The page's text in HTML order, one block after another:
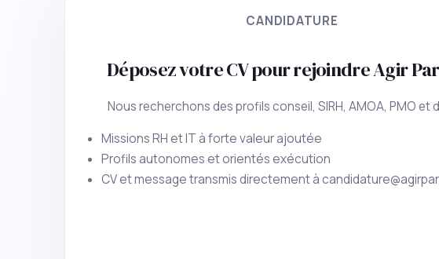
CANDIDATURE
Déposez votre CV pour rejoindre Agir
Nous recherchons des profils conseil, SIRH, AMOA, PMO et
Missions RH et IT à forte valeur ajoutée
Profils autonomes et orientés exécution
CV et message transmis directement à